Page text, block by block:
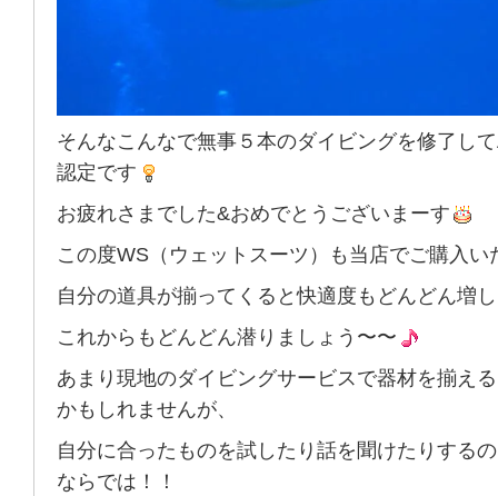
そんなこんなで無事５本のダイビングを修了し
認定です
お疲れさまでした&おめでとうございまーす
この度WS（ウェットスーツ）も当店でご購入い
自分の道具が揃ってくると快適度もどんどん増
これからもどんどん潜りましょう〜〜
あまり現地のダイビングサービスで器材を揃え
かもしれませんが、
自分に合ったものを試したり話を聞けたりする
ならでは！！